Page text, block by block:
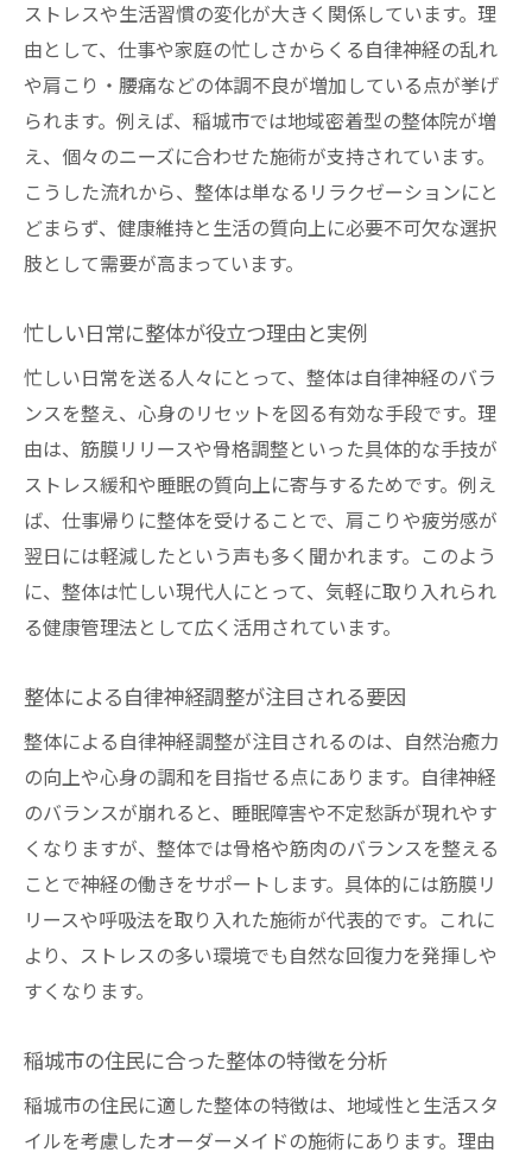
ストレスや生活習慣の変化が大きく関係しています。理
由として、仕事や家庭の忙しさからくる自律神経の乱れ
や肩こり・腰痛などの体調不良が増加している点が挙げ
られます。例えば、稲城市では地域密着型の整体院が増
え、個々のニーズに合わせた施術が支持されています。
こうした流れから、整体は単なるリラクゼーションにと
どまらず、健康維持と生活の質向上に必要不可欠な選択
肢として需要が高まっています。
忙しい日常に整体が役立つ理由と実例
忙しい日常を送る人々にとって、整体は自律神経のバラ
ンスを整え、心身のリセットを図る有効な手段です。理
由は、筋膜リリースや骨格調整といった具体的な手技が
ストレス緩和や睡眠の質向上に寄与するためです。例え
ば、仕事帰りに整体を受けることで、肩こりや疲労感が
翌日には軽減したという声も多く聞かれます。このよう
に、整体は忙しい現代人にとって、気軽に取り入れられ
る健康管理法として広く活用されています。
整体による自律神経調整が注目される要因
整体による自律神経調整が注目されるのは、自然治癒力
の向上や心身の調和を目指せる点にあります。自律神経
のバランスが崩れると、睡眠障害や不定愁訴が現れやす
くなりますが、整体では骨格や筋肉のバランスを整える
ことで神経の働きをサポートします。具体的には筋膜リ
リースや呼吸法を取り入れた施術が代表的です。これに
より、ストレスの多い環境でも自然な回復力を発揮しや
すくなります。
稲城市の住民に合った整体の特徴を分析
稲城市の住民に適した整体の特徴は、地域性と生活スタ
イルを考慮したオーダーメイドの施術にあります。理由